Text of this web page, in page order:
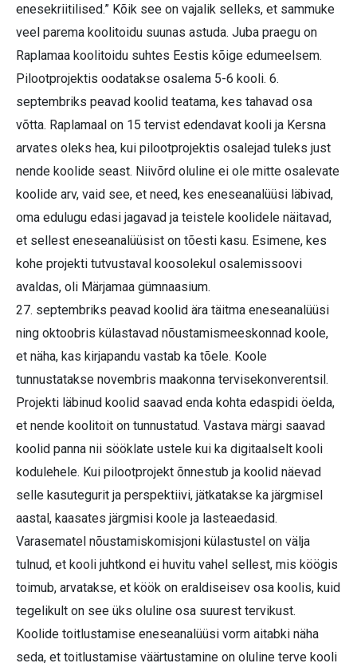
enesekriitilised.” Kõik see on vajalik selleks, et sammuke
veel parema koolitoidu suunas astuda. Juba praegu on
Raplamaa koolitoidu suhtes Eestis kõige edumeelsem.
Pilootprojektis oodatakse osalema 5-6 kooli. 6.
septembriks peavad koolid teatama, kes tahavad osa
võtta. Raplamaal on 15 tervist edendavat kooli ja Kersna
arvates oleks hea, kui pilootprojektis osalejad tuleks just
nende koolide seast. Niivõrd oluline ei ole mitte osalevate
koolide arv, vaid see, et need, kes eneseanalüüsi läbivad,
oma edulugu edasi jagavad ja teistele koolidele näitavad,
et sellest eneseanalüüsist on tõesti kasu. Esimene, kes
kohe projekti tutvustaval koosolekul osalemissoovi
avaldas, oli Märjamaa gümnaasium.
27. septembriks peavad koolid ära täitma eneseanalüüsi
ning oktoobris külastavad nõustamismeeskonnad koole,
et näha, kas kirjapandu vastab ka tõele. Koole
tunnustatakse novembris maakonna tervisekonverentsil.
Projekti läbinud koolid saavad enda kohta edaspidi öelda,
et nende koolitoit on tunnustatud. Vastava märgi saavad
koolid panna nii sööklate ustele kui ka digitaalselt kooli
kodulehele. Kui pilootprojekt õnnestub ja koolid näevad
selle kasutegurit ja perspektiivi, jätkatakse ka järgmisel
aastal, kaasates järgmisi koole ja lasteaedasid.
Varasematel nõustamiskomisjoni külastustel on välja
tulnud, et kooli juhtkond ei huvitu vahel sellest, mis köögis
toimub, arvatakse, et köök on eraldiseisev osa koolis, kuid
tegelikult on see üks oluline osa suurest tervikust.
Koolide toitlustamise eneseanalüüsi vorm aitabki näha
seda, et toitlustamise väärtustamine on oluline terve kooli